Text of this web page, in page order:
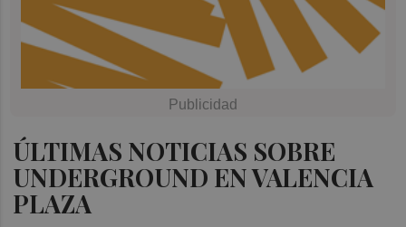
ÚLTIMAS NOTICIAS SOBRE
UNDERGROUND EN VALENCIA
PLAZA